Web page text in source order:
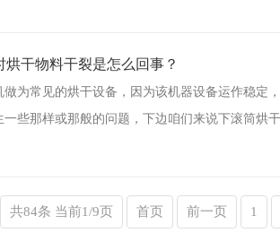
干物料干裂是怎么回事？
为常见的烘干设备，因为该机器设备运作稳
些那样或那般的问题，下边咱们来说下滚筒烘
共84条 当前1/9页 首页 前一页 1